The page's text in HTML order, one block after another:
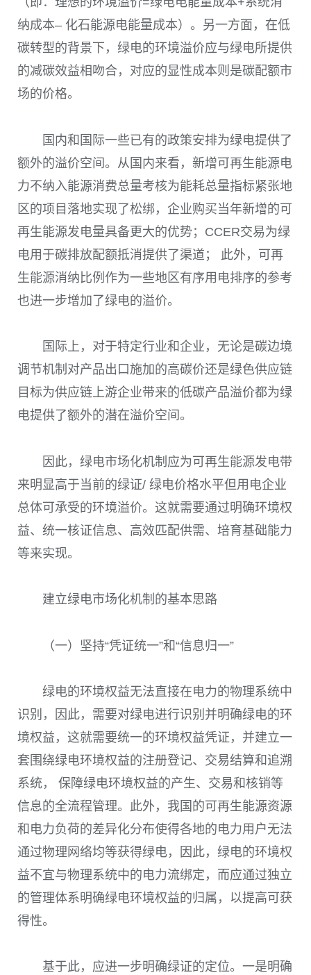
纳成本– 化石能源电能量成本） 。 另一方面，在低
碳转型的背景下，绿电的环境溢价应与绿电所提供
的减碳效益相吻合，对应的显性成本则是碳配额市
场的价格。
国内和国际一些已有的政策安排为绿电提供了
额外的溢价空间。从国内来看，新增可再生能源电
力不纳入能源消费总量考核为能耗总量指标紧张地
区的项目落地实现了松绑，企业购买当年新增的可
再生能源发电量具备更大的优势； CCER交易为绿
电用于碳排放配额抵消提供了渠道； 此外，可再
生能源消纳比例作为一些地区有序用电排序的参考
也进一步增加了绿电的溢价。
国际上，对于特定行业和企业，无论是碳边境
调节机制对产品出口施加的高碳价还是绿色供应链
目标为供应链上游企业带来的低碳产品溢价都为绿
电提供了额外的潜在溢价空间。
因此，绿电市场化机制应为可再生能源发电带
来明显高于当前的绿证/ 绿电价格水平但用电企业
总体可承受的环境溢价。这就需要通过明确环境权
益、统一核证信息、高效匹配供需、培育基础能力
等来实现。
建立绿电市场化机制的基本思路
（一）坚持“凭证统一”和“信息归一”
绿电的环境权益无法直接在电力的物理系统中
识别，因此，需要对绿电进行识别并明确绿电的环
境权益，这就需要统一的环境权益凭证，并建立一
套围绕绿电环境权益的注册登记、交易结算和追溯
系统， 保障绿电环境权益的产生、交易和核销等
信息的全流程管理。此外，我国的可再生能源资源
和电力负荷的差异化分布使得各地的电力用户无法
通过物理网络均等获得绿电，因此，绿电的环境权
益不宜与物理系统中的电力流绑定，而应通过独立
的管理体系明确绿电环境权益的归属，以提高可获
得性。
基于此，应进一步明确绿证的定位。一是明确